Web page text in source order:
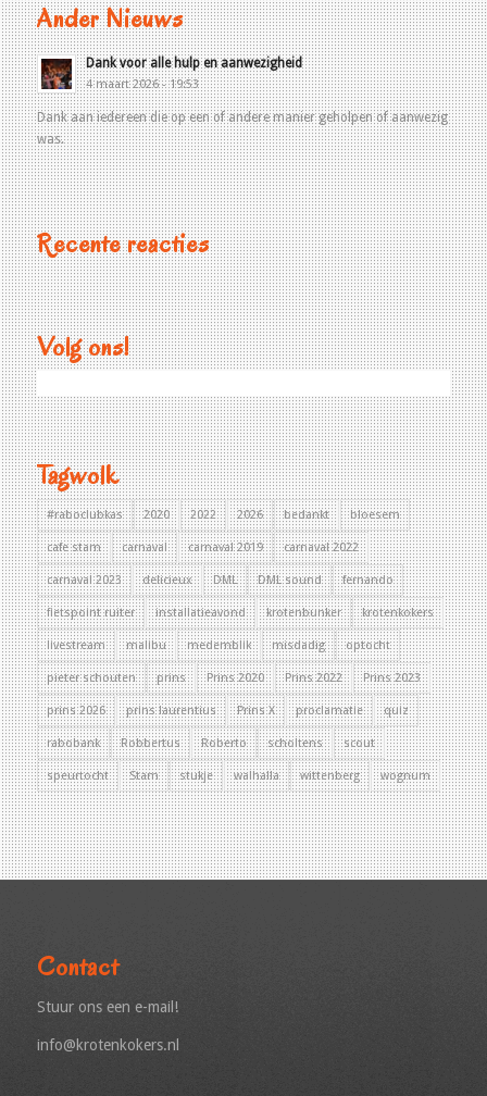
Ander Nieuws
Dank voor alle hulp en aanwezigheid
4 maart 2026 - 19:53
Dank aan iedereen die op een of andere manier geholpen of aanwezig
was.
Recente reacties
Volg ons!
Tagwolk
#raboclubkas 2020 2022 2026 bedankt bloesem
cafe stam carnaval carnaval 2019 carnaval 2022
carnaval 2023 delicieux DML DML sound fernando
fietspoint ruiter installatieavond krotenbunker krotenkokers
livestream malibu medemblik misdadig optocht
pieter schouten prins Prins 2020 Prins 2022 Prins 2023
prins 2026 prins laurentius Prins X proclamatie quiz
rabobank Robbertus Roberto scholtens scout
speurtocht Stam stukje walhalla wittenberg wognum
Contact
Stuur ons een e-mail!
info@krotenkokers.nl